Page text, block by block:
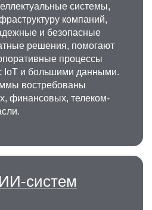
системы,
компаний,
и безопасные
решения, помогают
процессы
IoT и большими данными.
востребованы
финансовых, телеком-
систем